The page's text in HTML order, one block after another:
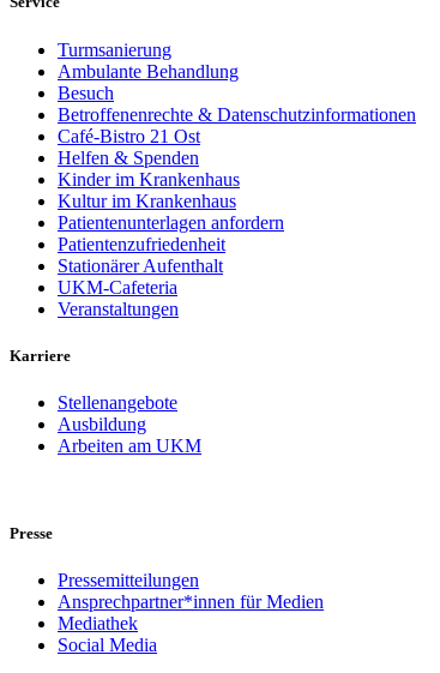
Turmsanierung
Ambulante Behandlung
Besuch
Betroffenenrechte & Datenschutzinformationen
Café-Bistro 21 Ost
Helfen & Spenden
Kinder im Krankenhaus
Kultur im Krankenhaus
Patientenunterlagen anfordern
Patientenzufriedenheit
Stationärer Aufenthalt
UKM-Cafeteria
Veranstaltungen
Karriere
Stellenangebote
Ausbildung
Arbeiten am UKM
Presse
Pressemitteilungen
Ansprechpartner*innen für Medien
Mediathek
Social Media